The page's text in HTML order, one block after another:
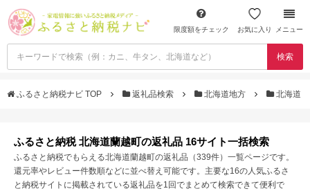
限度額をチェック お気に入り メニュー
検索
ふるさと納税ナビ TOP 返礼品検索 北海道地方 北海道
ふるさと納税 北海道蘭越町の返礼品 16サイト一括検索
ふるさと納税でもらえる北海道蘭越町の返礼品（339件）一覧ページです。
還元率やレビュー件数順などに並べ替え可能です。主要な16の人気ふるさ
と納税サイトに掲載されている返礼品を1回でまとめて検索できて便利で